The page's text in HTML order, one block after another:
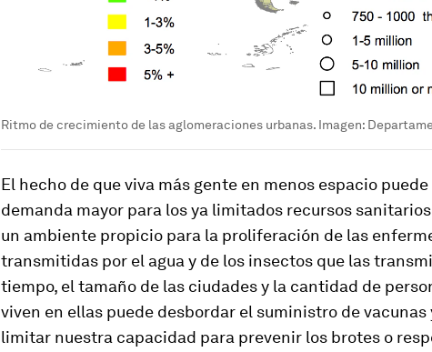
Ritmo de crecimiento de las aglomeraciones urbanas. Imagen:
El hecho de que viva más gente en menos espacio
demanda mayor para los ya limitados recursos
un ambiente propicio para la proliferación de las
transmitidas por el agua y de los insectos que las
tiempo, el tamaño de las ciudades y la cantidad de
viven en ellas puede desbordar el suministro de
limitar nuestra capacidad para prevenir los brotes o